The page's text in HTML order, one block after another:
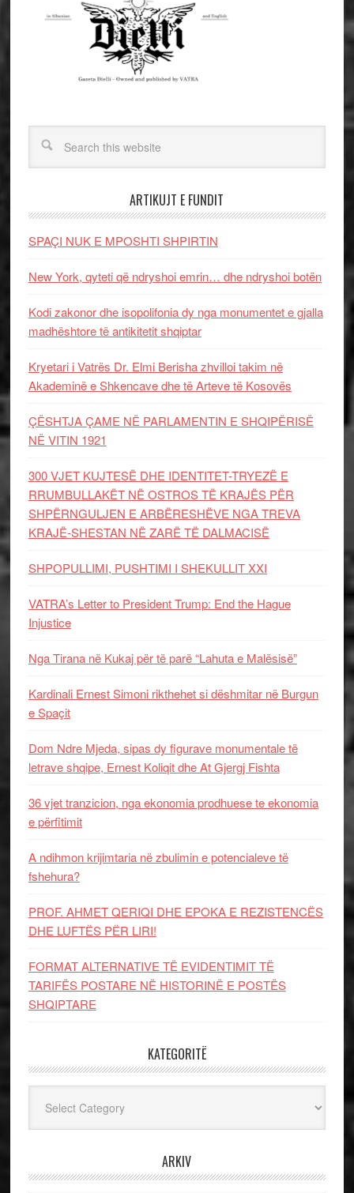
ARTIKUJT E FUNDIT
SPAÇI NUK E MPOSHTI SHPIRTIN
New York, qyteti që ndryshoi emrin… dhe ndryshoi botën
Kodi zakonor dhe isopolifonia dy nga monumentet e gjalla
madhështore të antikitetit shqiptar
Kryetari i Vatrës Dr. Elmi Berisha zhvilloi takim në
Akademinë e Shkencave dhe të Arteve të Kosovës
ÇËSHTJA ÇAME NË PARLAMENTIN E SHQIPËRISË
NË VITIN 1921
300 VJET KUJTESË DHE IDENTITET-TRYEZË E
RRUMBULLAKËT NË OSTROS TË KRAJËS PËR
SHPËRNGULJEN E ARBËRESHËVE NGA TREVA
KRAJË-SHESTAN NË ZARË TË DALMACISË
SHPOPULLIMI, PUSHTIMI I SHEKULLIT XXI
VATRA’s Letter to President Trump: End the Hague
Injustice
Nga Tirana në Kukaj për të parë “Lahuta e Malësisë”
Kardinali Ernest Simoni rikthehet si dëshmitar në Burgun
e Spaçit
Dom Ndre Mjeda, sipas dy figurave monumentale të
letrave shqipe, Ernest Koliqit dhe At Gjergj Fishta
36 vjet tranzicion, nga ekonomia prodhuese te ekonomia
e përfitimit
A ndihmon krijimtaria në zbulimin e potencialeve të
fshehura?
PROF. AHMET QERIQI DHE EPOKA E REZISTENCЁS
DHE LUFTЁS PЁR LIRI!
FORMAT ALTERNATIVE TË EVIDENTIMIT TË
TARIFËS POSTARE NË HISTORINË E POSTËS
SHQIPTARE
KATEGORITË
ARKIV